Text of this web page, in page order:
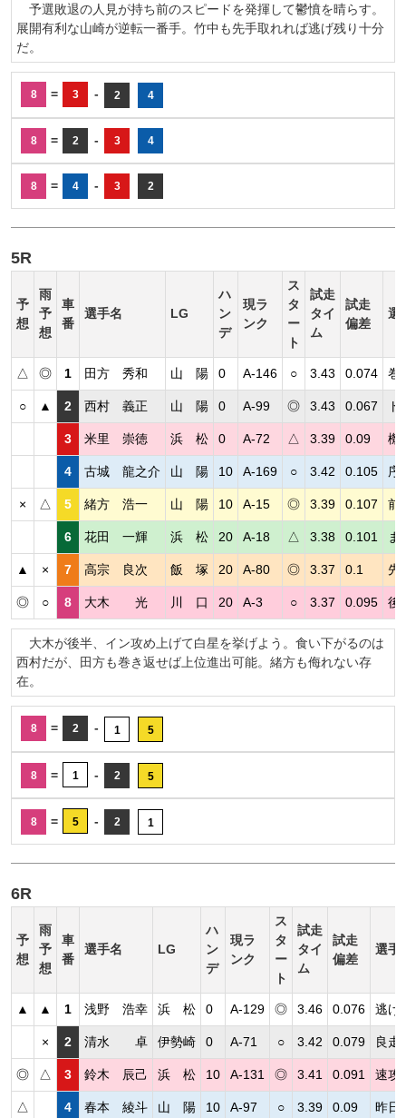
予選敗退の人見が持ち前のスピードを発揮して鬱憤を晴らす。
展開有利な山崎が逆転一番手。竹中も先手取れれば逃げ残り十分
だ。
8 = 3 - 2 4
8 = 2 - 3 4
8 = 4 - 3 2
5R
予
想
雨
予
想
車
番
選手名 LG
ハ
ン
デ
現ラ
ンク
ス
タ
ー
ト
試走
タイ
ム
試走
偏差
選
△ ◎ 1 田方 秀和 山 陽 0 A-146 ○ 3.43 0.074 巻
○ ▲ 2 西村 義正 山 陽 0 A-99 ◎ 3.43 0.067
3 米里 崇徳 浜 松 0 A-72 △ 3.39 0.09 機
4 古城 龍之介 山 陽 10 A-169 ○ 3.42 0.105 序
× △ 5 緒方 浩一 山 陽 10 A-15 ◎ 3.39 0.107 前
6 花田 一輝 浜 松 20 A-18 △ 3.38 0.101 ま
▲ × 7 高宗 良次 飯 塚 20 A-80 ◎ 3.37 0.1 先
◎ ○ 8 大木 光 川 口 20 A-3 ○ 3.37 0.095 後
大木が後半、イン攻め上げて白星を挙げよう。食い下がるのは
西村だが、田方も巻き返せば上位進出可能。緒方も侮れない存
在。
8 = 2 - 1 5
8 = 1 - 2 5
8 = 5 - 2 1
6R
予
想
雨
予
想
車
番
選手名 LG
ハ
ン
デ
現ラ
ンク
ス
タ
ー
ト
試走
タイ
ム
試走
偏差
選手
▲ ▲ 1 浅野 浩幸 浜 松 0 A-129 ◎ 3.46 0.076 逃げ
× 2 清水 卓 伊勢崎 0 A-71 ○ 3.42 0.079 良走
◎ △ 3 鈴木 辰己 浜 松 10 A-131 ◎ 3.41 0.091 速攻
△ 4 春本 綾斗 山 陽 10 A-97 ○ 3.39 0.09 昨日